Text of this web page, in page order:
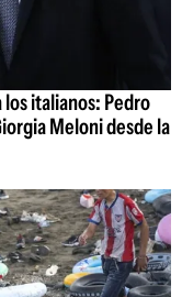
los italianos: Pedro
Meloni desde la